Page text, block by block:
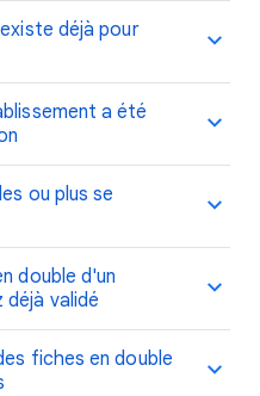
déjà pour
a été
ou plus se
double d'un
déjà validé
fiches en double